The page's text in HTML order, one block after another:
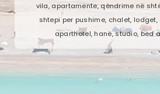
vila, apartamente, qëndrime në
shtepi per pushime, chalet,
aparthotel, hanë, studio, bed